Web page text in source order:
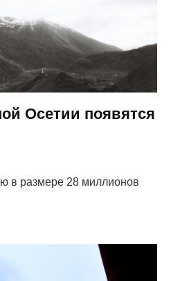
Осетии появятся
в размере 28 миллионов